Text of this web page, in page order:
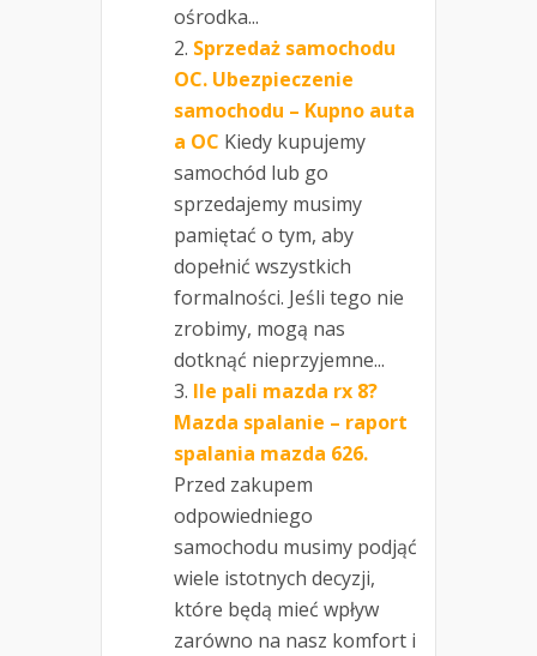
ośrodka...
Sprzedaż samochodu
OC. Ubezpieczenie
samochodu – Kupno auta
a OC Kiedy kupujemy
samochód lub go
sprzedajemy musimy
pamiętać o tym, aby
dopełnić wszystkich
formalności. Jeśli tego nie
zrobimy, mogą nas
dotknąć nieprzyjemne...
Ile pali mazda rx 8?
Mazda spalanie – raport
spalania mazda 626.
Przed zakupem
odpowiedniego
samochodu musimy podjąć
wiele istotnych decyzji,
które będą mieć wpływ
zarówno na nasz komfort i